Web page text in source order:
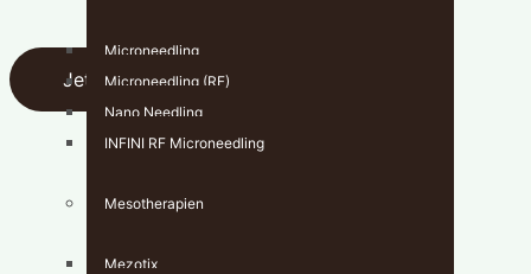
Microneedling
Microneedling (RF)
Nano Needling
INFINI RF Microneedling
Mesotherapien
Mezotix
Jetzt Termin buchen